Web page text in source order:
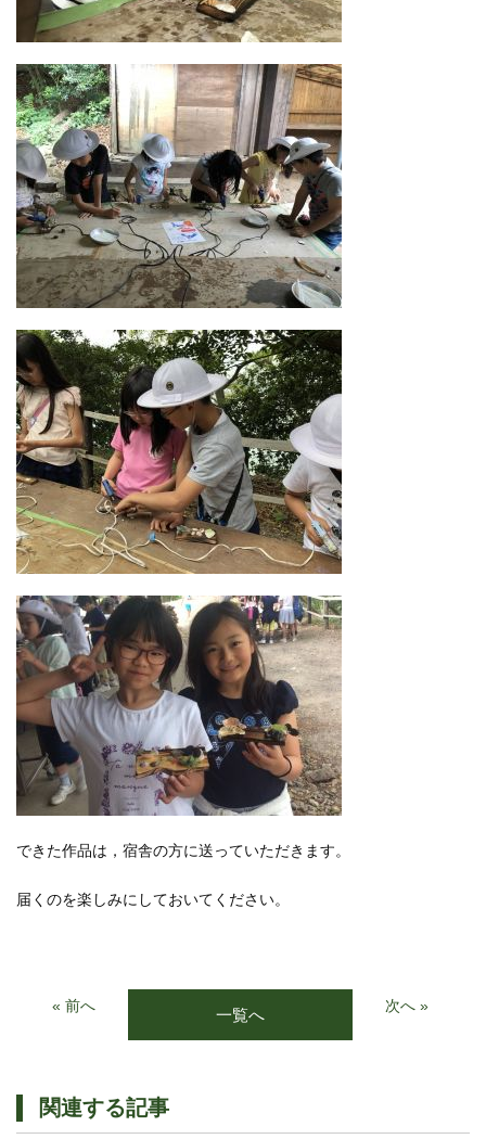
できた作品は，宿舎の方に送っていただきます。
届くのを楽しみにしておいてください。
« 前へ 一覧へ 次へ »
関連する記事